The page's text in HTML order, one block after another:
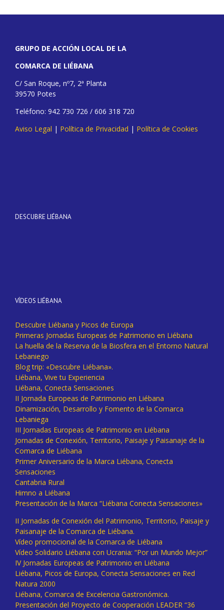
GRUPO DE ACCIÓN LOCAL DE LA
COMARCA DE LIÉBANA
C/ San Roque, nº7, 2ª Planta
39570 Potes
Teléfono: 942 730 726 / 606 318 720
Aviso Legal | Política de Privacidad | Política de Cookies
DESCUBRE LIÉBANA
VÍDEOS LIÉBANA
Descubre Liébana y Picos de Europa
Primeras Jornadas Europeas de Patrimonio en Liébana
La huella de la Reserva de la Biosfera en el Entorno Natural
Lebaniego
Blog trip: «Descubre Liébana».
Liébana, Vive tu Experiencia
Liébana, Conecta Sensaciones
II Jornada Europeas de Patrimonio en Liébana
Dinamización, Desarrollo y Fomento de la Comarca
Lebaniega
III Jornadas Europeas de Patrimonio en Liébana
Jornadas de Conexión, Territorio, Paisaje y Paisanaje de la
Comarca de Liébana
Primer Aniversario de la Marca Liébana, Conecta
Sensaciones
Cantabria Rural
Himno a Liébana
Presentación de la Marca “Liébana Conecta Sensaciones»
II Jornadas de Conexión del Patrimonio, Territorio, Paisaje y
Paisanaje de la Comarca de Liébana.
Vídeo promocional de la Comarca de Liébana
Vídeo Solidario Liébana con Ucrania: “Por un Mundo Mejor”
IV Jornadas Europeas de Patrimonio en Liébana
Liébana, Picos de Europa, Conecta Sensaciones en Red
Natura 2000
Liébana, Comarca de Excelencia Gastronómica.
Presentación del Proyecto de Cooperación LEADER “36